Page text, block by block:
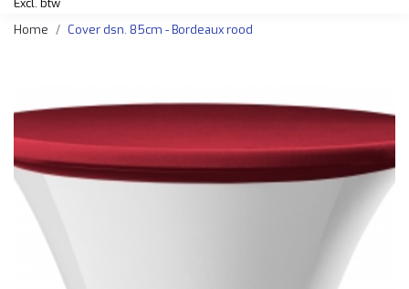
Excl. btw
Home
Cover dsn. 85cm - Bordeaux rood